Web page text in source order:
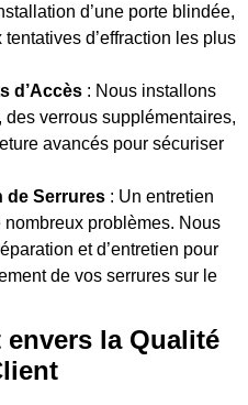
d’une porte blindée,
d’effraction les plus
d’Accès : Nous installons
verrous supplémentaires,
avancés pour sécuriser
de Serrures : Un entretien
problèmes. Nous
et d’entretien pour
de vos serrures sur le
envers la Qualité